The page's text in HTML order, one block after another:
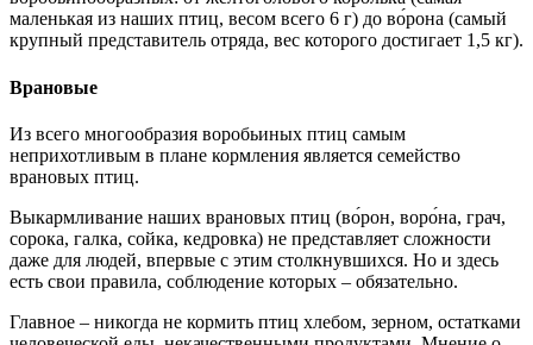
маленькая из наших птиц, весом всего 6 г) до во́рона (самый
крупный представитель отряда, вес которого достигает 1,5 кг).
Врановые
Из всего многообразия воробьиных птиц самым
неприхотливым в плане кормления является семейство
врановых птиц.
Выкармливание наших врановых птиц (во́рон, воро́на, грач,
сорока, галка, сойка, кедровка) не представляет сложности
даже для людей, впервые с этим столкнувшихся. Но и здесь
есть свои правила, соблюдение которых – обязательно.
Главное – никогда не кормить птиц хлебом, зерном, остатками